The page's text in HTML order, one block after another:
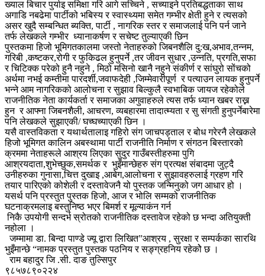
ख्याल बिचार पुर्याइ समिक्षा गरि आगे सच्चिने , सच्याइने प्रतिबद्धताका साथ
अगाडि नबढेमा पार्टीको भबिस्य र स्वास्थ्यमा समेत गम्भीर क्षेती हुने र त्यसको
असर खुदै सम्बन्धित ब्यक्ति, पार्टी , नागरिक स्तर र समाजलाई पनि पर्न जाने
तर्फ लेखकले गम्भीर ध्यानाकर्षण र सचेष्ट तुल्याएकी छिन
पुस्तकमा हिजो भूमिगतकालमा जस्तो नेताहरुको जिबनशैलि दु:ख,अभाव,तन्नम,
गरिबी ,कष्टकर,रोगी र फुकिढल हुनुपर्ने ,तर जीवन सुधार ,उन्नति, प्रगति,सफा
र चिटिक्क परेको हुनै नहुने , मिठो मसिनो खानै नहुने संकीर्ण र सांघुरो सोंचको
अर्थमा नभई कम्तीमा पारदर्शी,जवाफदेही ,जिम्मेवारीपूर्ण र पत्याउन लायक हुनुपर्ने
भन्ने आम नागरिकको आलोचना र सुझाव बिल्कुलै स्वभाबिक जायज रहेकोले
राजनीतिक नेता कार्यकर्ता र समाजका अगुवाहरुले त्यस तर्फ ध्यान खबर राख्न
हुन र आफ्ना जिबनशैली, आचरण, व्यबहारमा तादात्म्यता र सु संगती हुनुपर्नेबारेमा
पनि लेखकले सुझाएकी/ घच्घच्याएकी छिन ।
यसै वास्तविकता र यथार्थतालाइ गहिरो संग जाचपड्ताल र बोध गरेरनै लेखकले
हिजो भूमिगत कालिन अबस्थामा पार्टी राजनीति निर्माण र संगठन बिस्तारको
क्रममा नेताहरूले आश्रय लिएका सुदुर गाउँबस्तीहरुमा पुगि
आश्रयदाता,शुभेच्छुक,समर्थक र भुइँमान्छेहरु संग प्रत्यक्ष संबादमा जुट्दै
उनीहरुका गुनासा,चित्त दुखाइ ,आबेग,आलोचना र सुझावहरुलाई ग्रहण गरि
तयार पारिएको कोशेली र दस्तावेजनै यो पुस्तक जन्मिनुको जग आधार हो ।
यसर्थ पनि प्रस्तुत पुस्तक हिजो, आज र भोलि सम्मको राजनीतिक
घटनाक्रमलाइ बस्तुनिष्ठ भएर बिमर्श र मूल्याकंन गर्न
निकै उपयोगी सन्दर्भ स्रोतको राजनीतिक दस्तावेज रहेको छ भन्दा अतियुक्ती
नहोला ।
जम्मामा डा. बिन्दा पाण्डे ज्यू द्वारा लिखित”आश्रय , सुरक्षा र सम्पर्कका सारथि
भुइँमान्छे “नामक प्रस्तुत पुस्तक पठनिय र सङ्ग्रहनिय रहेकोे छ ।
राम बहादुर जि .सी. दाङ तुल्सिपुर
९८५७८९०२२४